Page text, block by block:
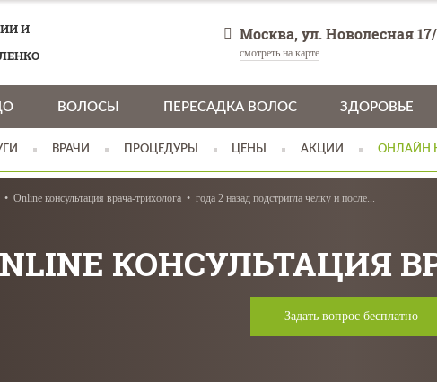
И
Москва, ул. Новолесная
смотреть на карте
ВОЛОСЫ ПЕРЕСАДКА ВОЛОС ЗДОРОВЬЕ
ВРАЧИ ПРОЦЕДУРЫ ЦЕНЫ АКЦИИ ОНЛАЙН
Online консультация врача-трихолога года 2 назад подстригла челку и после...
КОНСУЛЬТАЦИЯ
Задать вопрос бесплатно